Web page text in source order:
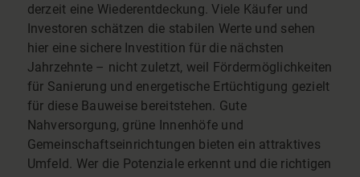
derzeit eine Wiederentdeckung. Viele Käufer und
Investoren schätzen die stabilen Werte und sehen
hier eine sichere Investition für die nächsten
Jahrzehnte – nicht zuletzt, weil Fördermöglichkeiten
für Sanierung und energetische Ertüchtigung gezielt
für diese Bauweise bereitstehen. Gute
Nahversorgung, grüne Innenhöfe und
Gemeinschaftseinrichtungen bieten ein attraktives
Umfeld. Wer die Potenziale erkennt und die richtigen